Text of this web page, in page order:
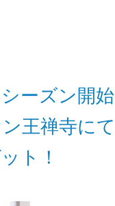
ーズン開
王禅寺に
ト！